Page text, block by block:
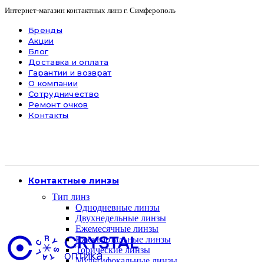
Интернет-магазин контактных линз г. Симферополь
Бренды
Акции
Блог
Доставка и оплата
Гарантии и возврат
О компании
Сотрудничество
Ремонт очков
Контакты
Контактные линзы
Тип линз
Однодневные линзы
Двухнедельные линзы
Ежемесячные линзы
Ежеквартальные линзы
Торические линзы